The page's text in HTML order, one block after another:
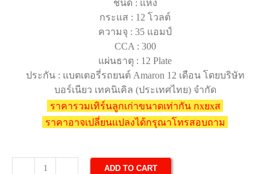
ชนิด : แห้ง
กระแส : 12 โวลต์
ความจุ : 35 แอมป์
CCA : 300
แผ่นธาตุ : 12 Plate
ประกัน : แบตเตอรี่รถยนต์ Amaron 12 เดือน โดยบริษัท
บอร์เนียว เทคนิเคิล (ประเทศไทย) จำกัด
ราคารวมเทิร์นลูกเก่าขนาดเท่ากัน กxยxส
ราคาอาจเปลี่ยนแปลงได้กรุณาโทรสอบถาม
ADD TO CART